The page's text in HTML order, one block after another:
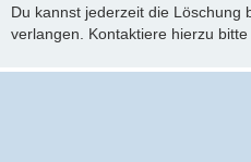
Du kannst jederzeit die Löschung
verlangen. Kontaktiere hierzu